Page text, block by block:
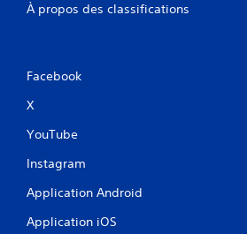
À propos des classifications
Facebook
X
YouTube
Instagram
Application Android
Application iOS